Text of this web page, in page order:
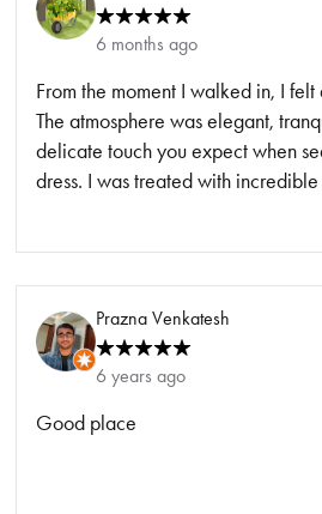
6 months ago
From the moment I walked in, I
The atmosphere was elegant,
delicate touch you expect when
dress. I was treated with incredible
Prazna Venkatesh
6 years ago
Good place